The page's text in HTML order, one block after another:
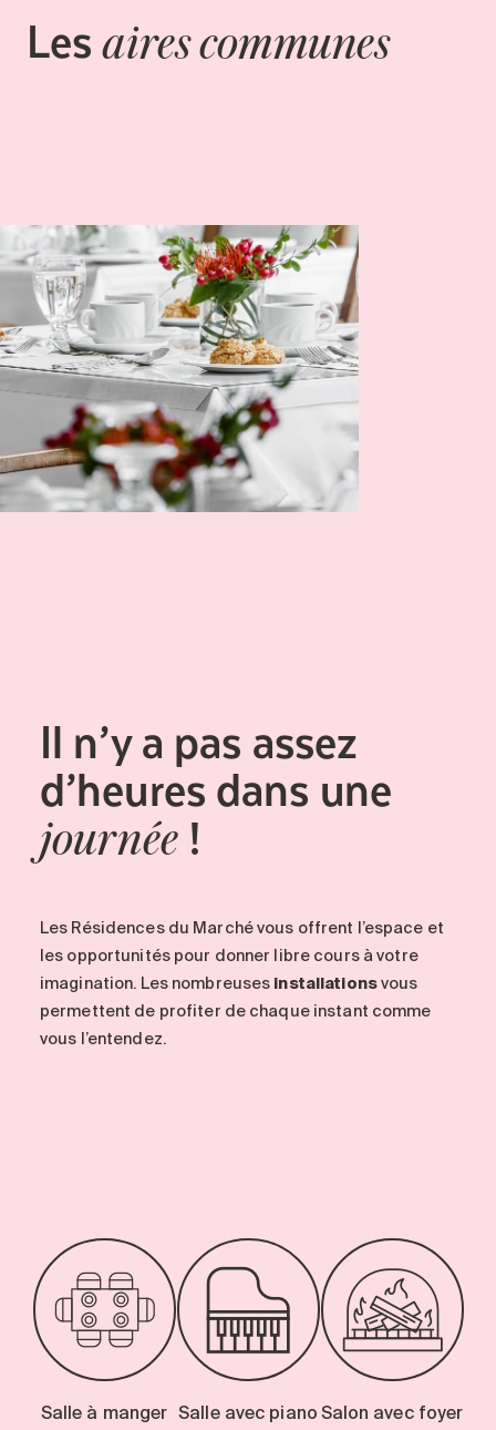
Lesaires communes
Il n’y a pas assez
d’heures dans une
journée!
Les Résidences du Marché vous offrent l’espace et
les opportunités pour donner libre cours à votre
imagination. Les nombreuses installationsvous
permettent de profiter de chaque instant comme
vous l’entendez.
Salle à manger Salle avec piano Salon avec foyer